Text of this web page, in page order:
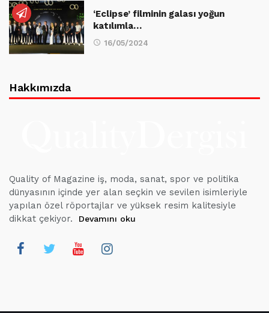
‘Eclipse’ filminin galası yoğun
katılımla…
16/05/2024
Hakkımızda
Quality of Magazine iş, moda, sanat, spor ve politika
dünyasının içinde yer alan seçkin ve sevilen isimleriyle
yapılan özel röportajlar ve yüksek resim kalitesiyle
dikkat çekiyor.
Devamını oku